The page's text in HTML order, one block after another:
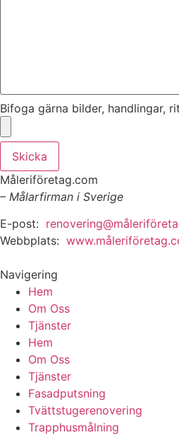
Bifoga gärna bilder, handlingar,
Skicka
Måleriföretag.com
– Målarfirman i Sverige
E-post:
Webbplats:
Navigering
Hem
Om Oss
Tjänster
Hem
Om Oss
Tjänster
Fasadputsning
Tvättstugerenovering
Trapphusmålning